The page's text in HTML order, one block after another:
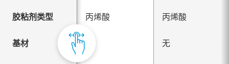
胶粘剂类型 丙烯酸 丙烯酸
基材 无